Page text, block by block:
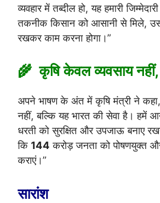
व्यवहार में तब्दील हो, यह हमारी
तकनीक किसान को आसानी से मिले,
रखकर काम करना होगा।”
🌾 कृषि केवल व्यवसाय नहीं,
अपने भाषण के अंत में कृषि मंत्री ने कहा,
नहीं, बल्कि यह भारत की सेवा है। हमें
धरती को सुरक्षित और उपजाऊ बनाए
कि 144 करोड़ जनता को पोषणयुक्त
कराएं।”
सारांश